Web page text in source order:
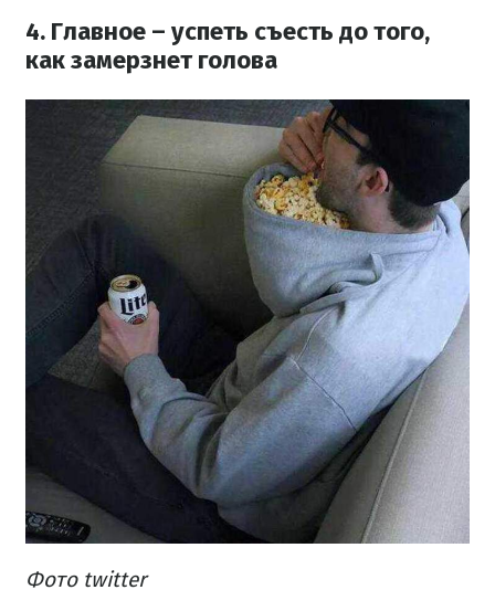
4. Главное – успеть съесть до того,
как замерзнет голова
Фото twitter